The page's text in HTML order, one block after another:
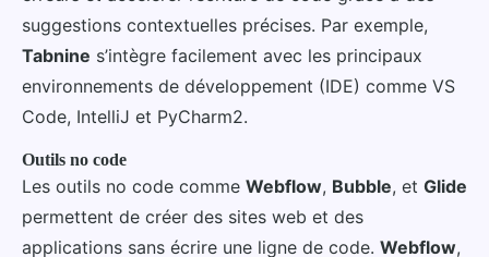
suggestions contextuelles précises. Par exemple,
Tabnine s’intègre facilement avec les principaux
environnements de développement (IDE) comme VS
Code, IntelliJ et PyCharm2.
Outils no code
Les outils no code comme Webflow, Bubble, et Glide
permettent de créer des sites web et des
applications sans écrire une ligne de code. Webflow,